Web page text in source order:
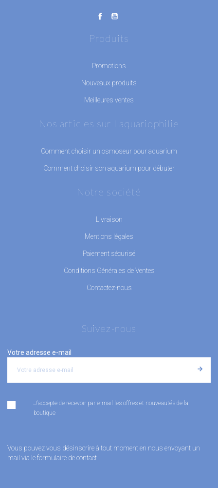
Produits
Promotions
Nouveaux produits
Meilleures ventes
Nos articles sur l'aquariophilie
Comment choisir un osmoseur pour aquarium
Comment choisir son aquarium pour débuter
Notre société
Livraison
Mentions légales
Paiement sécurisé
Conditions Générales de Ventes
Contactez-nous
Suivez-nous
Votre adresse e-mail
J'accepte de recevoir par e-mail les offres et nouveautés de la
boutique
Vous pouvez vous désinscrire à tout moment en nous envoyant un
mail via le formulaire de contact